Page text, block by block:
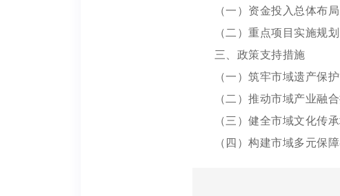
（一）资金投入总体布局
（二）重点项目实施规划
三、政策支持措施
（一）筑牢市域遗产保
（二）推动市域产业融
（三）健全市域文化传
（四）构建市域多元保